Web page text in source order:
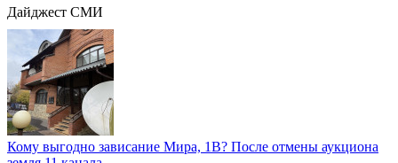
Дайджест СМИ
Кому выгодно зависание Мира, 1В? После отмены аукциона